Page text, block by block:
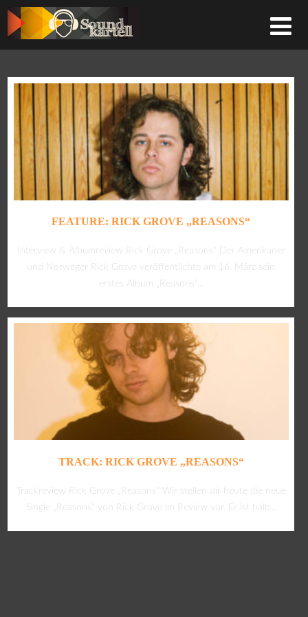
FEATURE: RICK GROVE „REASONS“
Interview & Albumreview Rick Grove „Reasons“ Der Amerikaner
und Norweger Rick Grove veröffentlichte am 16. März sein
erstes Album „Reasons“...
TRACK: RICK GROVE „REASONS“
Trackreview Rick Grove „Reasons“ Wir stellen dir heute die neue
Single „Reasons“ von Rick Grove im Review vor. Er ist halb...